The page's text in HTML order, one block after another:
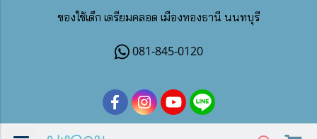
ของใช้เด็ก เตรียมคลอด เมืองทองธานี นนทบุรี
081-845-0120